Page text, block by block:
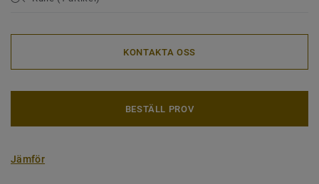
KONTAKTA OSS
BESTÄLL PROV
Jämför